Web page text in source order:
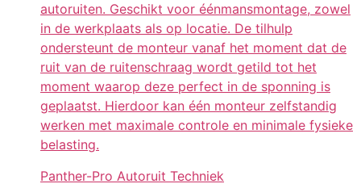
autoruiten. Geschikt voor éénmansmontage, zowel
in de werkplaats als op locatie. De tilhulp
ondersteunt de monteur vanaf het moment dat de
ruit van de ruitenschraag wordt getild tot het
moment waarop deze perfect in de sponning is
geplaatst. Hierdoor kan één monteur zelfstandig
werken met maximale controle en minimale fysieke
belasting.
Panther-Pro Autoruit Techniek